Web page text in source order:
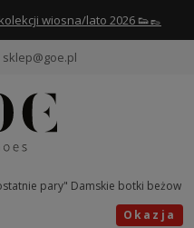
wiosna/lato 2026 👟👞
sklep@goe.pl
pary" Damskie botki beżowe
Okazja